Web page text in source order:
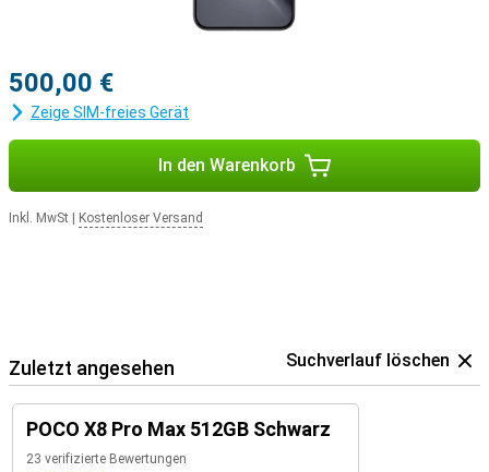
500,00 €
Zeige SIM-freies Gerät
In den Warenkorb
Inkl. MwSt Kostenloser Versand
Zuletzt angesehen Suchverlauf löschen
POCO X8 Pro Max 512GB Schwarz
23 verifizierte Bewertungen